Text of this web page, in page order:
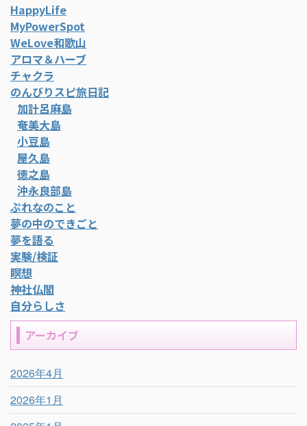
HappyLife
MyPowerSpot
WeLove和歌山
アロマ＆ハーブ
チャクラ
のんびりスピ旅日記
加計呂麻島
奄美大島
小豆島
屋久島
徳之島
沖永良部島
ぷれなのこと
夢の中のできごと
夢を語る
実験/検証
瞑想
神社仏閣
自分らしさ
アーカイブ
2026年4月
2026年1月